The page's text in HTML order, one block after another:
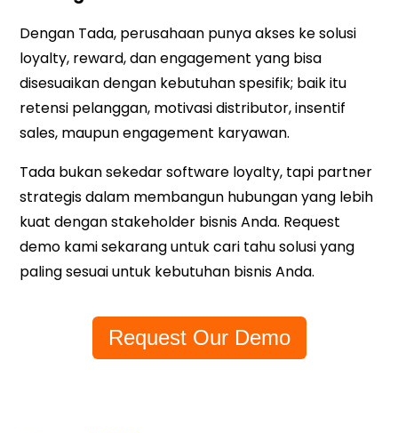
Dengan Tada, perusahaan punya akses ke solusi
loyalty, reward, dan engagement yang bisa
disesuaikan dengan kebutuhan spesifik; baik itu
retensi pelanggan, motivasi distributor, insentif
sales, maupun engagement karyawan.
Tada bukan sekedar software loyalty, tapi partner
strategisdalam membangun hubungan yang lebih
kuat dengan stakeholder bisnis Anda. Request
demo kami sekarang untuk cari tahu solusi yang
paling sesuai untuk kebutuhan bisnis Anda.
Request Our Demo